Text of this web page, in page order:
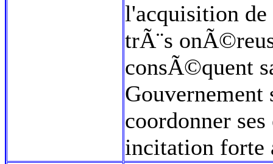
l'acquisition de
trÃ¨s
consÃ©quent
Gouvernement
coordonner
incitation forte